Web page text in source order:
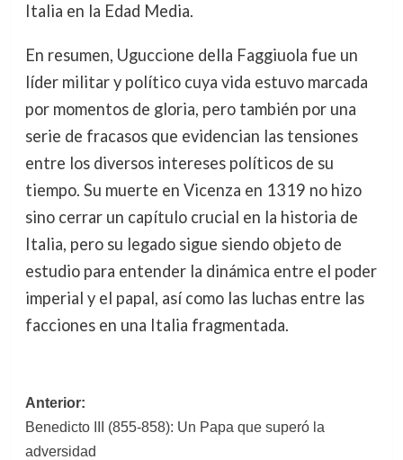
Italia en la Edad Media.
En resumen, Uguccione della Faggiuola fue un
líder militar y político cuya vida estuvo marcada
por momentos de gloria, pero también por una
serie de fracasos que evidencian las tensiones
entre los diversos intereses políticos de su
tiempo. Su muerte en Vicenza en 1319 no hizo
sino cerrar un capítulo crucial en la historia de
Italia, pero su legado sigue siendo objeto de
estudio para entender la dinámica entre el poder
imperial y el papal, así como las luchas entre las
facciones en una Italia fragmentada.
Navegación
de
Anterior:
Benedicto III (855-858): Un Papa que superó la
adversidad